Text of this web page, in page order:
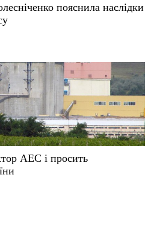
пояснила наслідки
АЕС і просить